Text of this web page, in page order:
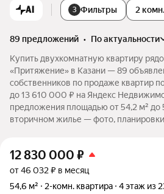
AI 3 Фильтры 2 комн.
89 предложений •
по актуальности
Купить двухкомнатную квартиру
«Притяжение» в Казани — 89
собственников по продаже квартир
до 13 610 000 ₽ на Яндекс
предложения площадью от 54,2 м² до
вторичном жилье — фото, планировки
12 830 000 ₽
от 46 032 ₽ в месяц
54,6 м²
2-комн. квартира 4 этаж из